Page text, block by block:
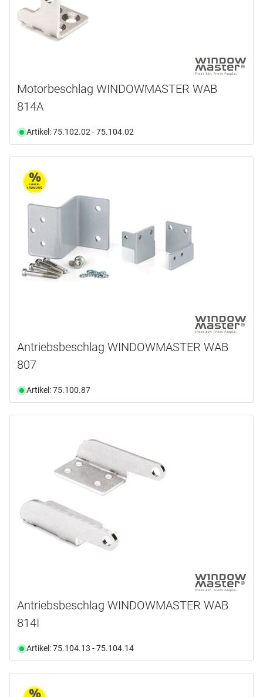
Motorbeschlag WINDOWMASTER WAB
814A
Artikel: 75.102.02 - 75.104.02
Antriebsbeschlag WINDOWMASTER WAB
807
Artikel: 75.100.87
Antriebsbeschlag WINDOWMASTER WAB
814I
Artikel: 75.104.13 - 75.104.14